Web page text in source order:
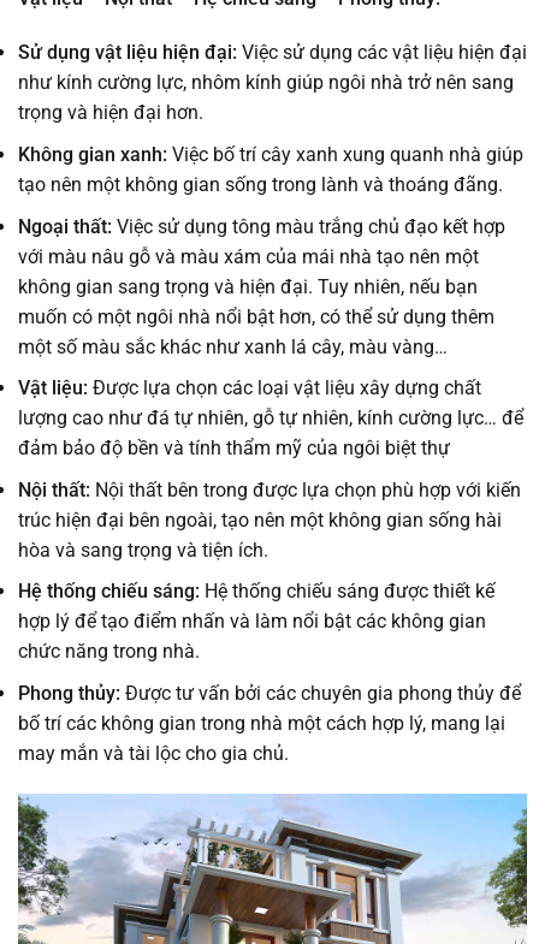
Sử dụng vật liệu hiện đại: Việc sử dụng các vật liệu hiện đại
như kính cường lực, nhôm kính giúp ngôi nhà trở nên sang
trọng và hiện đại hơn.
Không gian xanh: Việc bố trí cây xanh xung quanh nhà giúp
tạo nên một không gian sống trong lành và thoáng đãng.
Ngoại thất: Việc sử dụng tông màu trắng chủ đạo kết hợp
với màu nâu gỗ và màu xám của mái nhà tạo nên một
không gian sang trọng và hiện đại. Tuy nhiên, nếu bạn
muốn có một ngôi nhà nổi bật hơn, có thể sử dụng thêm
một số màu sắc khác như xanh lá cây, màu vàng…
Vật liệu: Được lựa chọn các loại vật liệu xây dựng chất
lượng cao như đá tự nhiên, gỗ tự nhiên, kính cường lực… để
đảm bảo độ bền và tính thẩm mỹ của ngôi biệt thự
Nội thất: Nội thất bên trong được lựa chọn phù hợp với kiến
trúc hiện đại bên ngoài, tạo nên một không gian sống hài
hòa và sang trọng và tiện ích.
Hệ thống chiếu sáng: Hệ thống chiếu sáng được thiết kế
hợp lý để tạo điểm nhấn và làm nổi bật các không gian
chức năng trong nhà.
Phong thủy: Được tư vấn bởi các chuyên gia phong thủy để
bố trí các không gian trong nhà một cách hợp lý, mang lại
may mắn và tài lộc cho gia chủ.